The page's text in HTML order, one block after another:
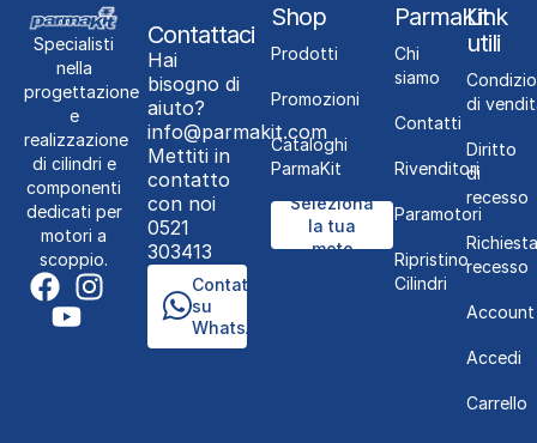
Specialisti
nella
progettazione
e
realizzazione
di cilindri e
componenti
dedicati per
motori a
scoppio.
Contattaci
Hai
bisogno di
aiuto?
info@parmakit.com
Mettiti in
contatto
con noi
0521
303413
Contattaci
su
WhatsApp
Shop
Prodotti
Promozioni
Cataloghi
ParmaKit
Seleziona
la tua
moto
ParmaKit
Chi
siamo
Contatti
Rivenditori
Paramotori
Ripristino
Cilindri
Link
utili
di
Diritto
di
recesso
Richiesta
recesso
Account
Accedi
Carrello